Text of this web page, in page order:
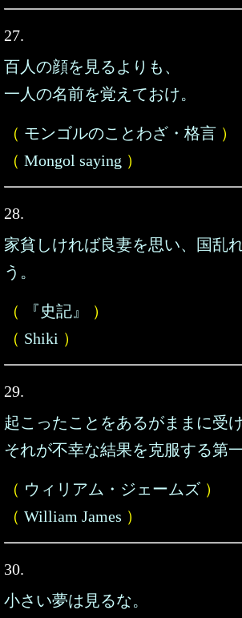
27.
百人の顔を見るよりも、
一人の名前を覚えておけ。
（ モンゴルのことわざ・格言 ）
（ Mongol saying ）
28.
家貧しければ良妻を思い、国乱
う。
（ 『史記』
）
（ Shiki ）
29.
起こったことをあるがままに受け
それが不幸な結果を克服する第
（ ウィリアム・ジェームズ ）
（ William James ）
30.
小さい夢は見るな。